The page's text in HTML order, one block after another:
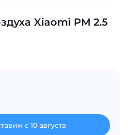
Xiaomi PM 2.5
с 10 августа
недели